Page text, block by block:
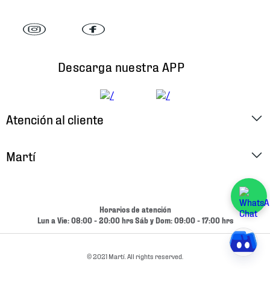
Descarga nuestra APP
Atención al cliente
Cambios y Devoluciones
Martí
Términos y Condiciones
Horarios de atención
Lun a Vie: 08:00 - 20:00 hrs Sáb y Dom: 09:00 - 17:00 hrs
© 2021 Martí. All rights reserved.